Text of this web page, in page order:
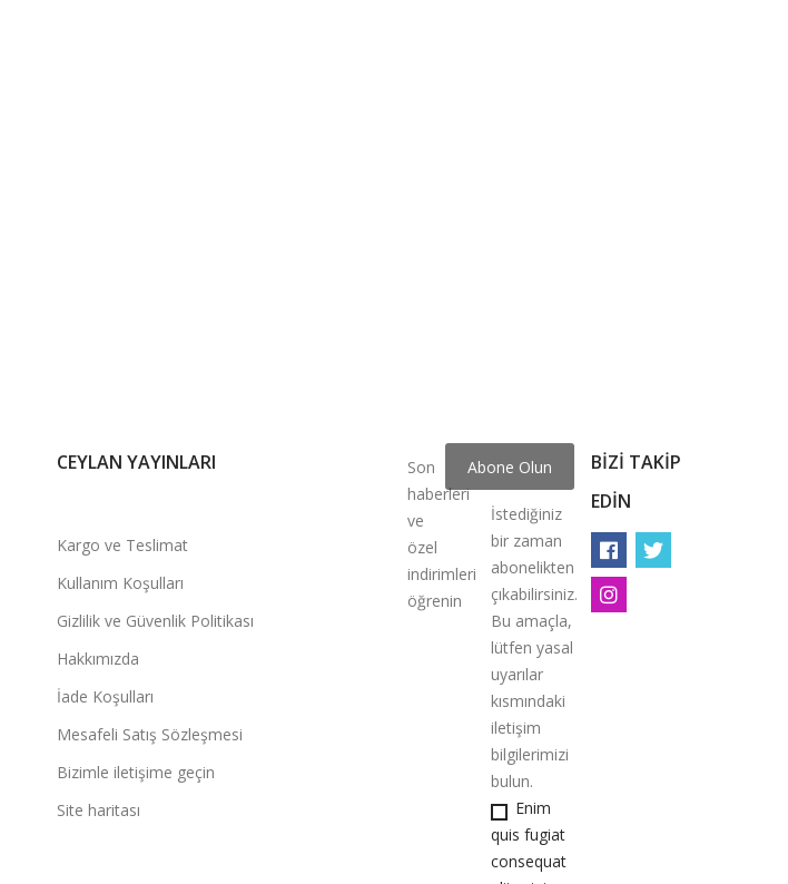
CEYLAN YAYINLARI
Kargo ve Teslimat
Kullanım Koşulları
Gizlilik ve Güvenlik Politikası
Hakkımızda
İade Koşulları
Mesafeli Satış Sözleşmesi
Bizimle iletişime geçin
Site haritası
Son
haberleri
ve
özel
indirimleri
öğrenin
İstediğiniz
bir zaman
abonelikten
çıkabilirsiniz.
Bu amaçla,
lütfen yasal
uyarılar
kısmındaki
iletişim
bilgilerimizi
bulun.
Enim
quis fugiat
consequat
BIZI TAKIP
EDIN